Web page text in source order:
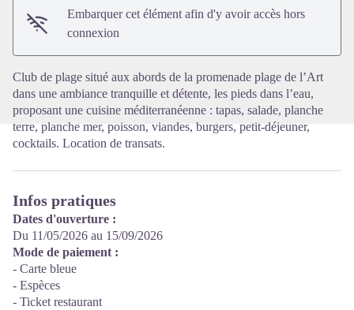
Voir l'image en plein écran
Embarquer cet élément afin d'y avoir accès hors
connexion
Club de plage situé aux abords de la promenade plage de l’Art
dans une ambiance tranquille et détente, les pieds dans l’eau,
proposant une cuisine méditerranéenne : tapas, salade, planche
terre, planche mer, poisson, viandes, burgers, petit-déjeuner,
cocktails. Location de transats.
Infos pratiques
Dates d'ouverture :
Du 11/05/2026 au 15/09/2026
Mode de paiement :
- Carte bleue
- Espèces
- Ticket restaurant